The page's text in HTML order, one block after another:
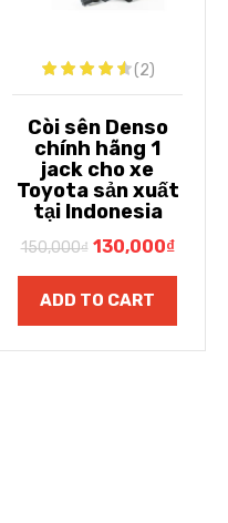
(2)
Còi sên Denso
chính hãng 1
jack cho xe
Toyota sản xuất
tại Indonesia
150,000₫ 130,000₫
ADD TO CART